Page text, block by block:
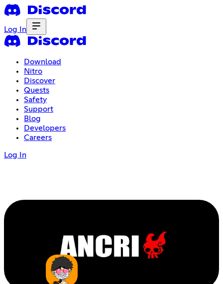
Log In
Download
Nitro
Discover
Quests
Safety
Support
Blog
Developers
Careers
Log In